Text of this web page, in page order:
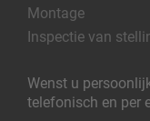
Montage
Inspectie van
Wenst u
telefonisch en per